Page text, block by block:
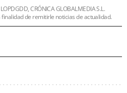
CRÓNICA GLOBALMEDIA S.L.
de remitirle noticias de actualidad.